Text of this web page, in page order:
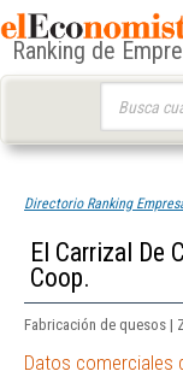
Ranking de
Directorio Ranking
El Carrizal De
Coop.
Fabricación de quesos |
Datos comerciales